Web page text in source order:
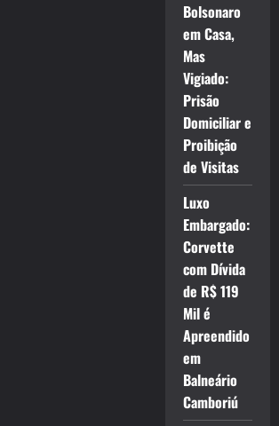
Bolsonaro
em Casa,
Mas
Vigiado:
Prisão
Domiciliar e
Proibição
de Visitas
Luxo
Embargado:
Corvette
com Dívida
de R$ 119
Mil é
Apreendido
em
Balneário
Camboriú